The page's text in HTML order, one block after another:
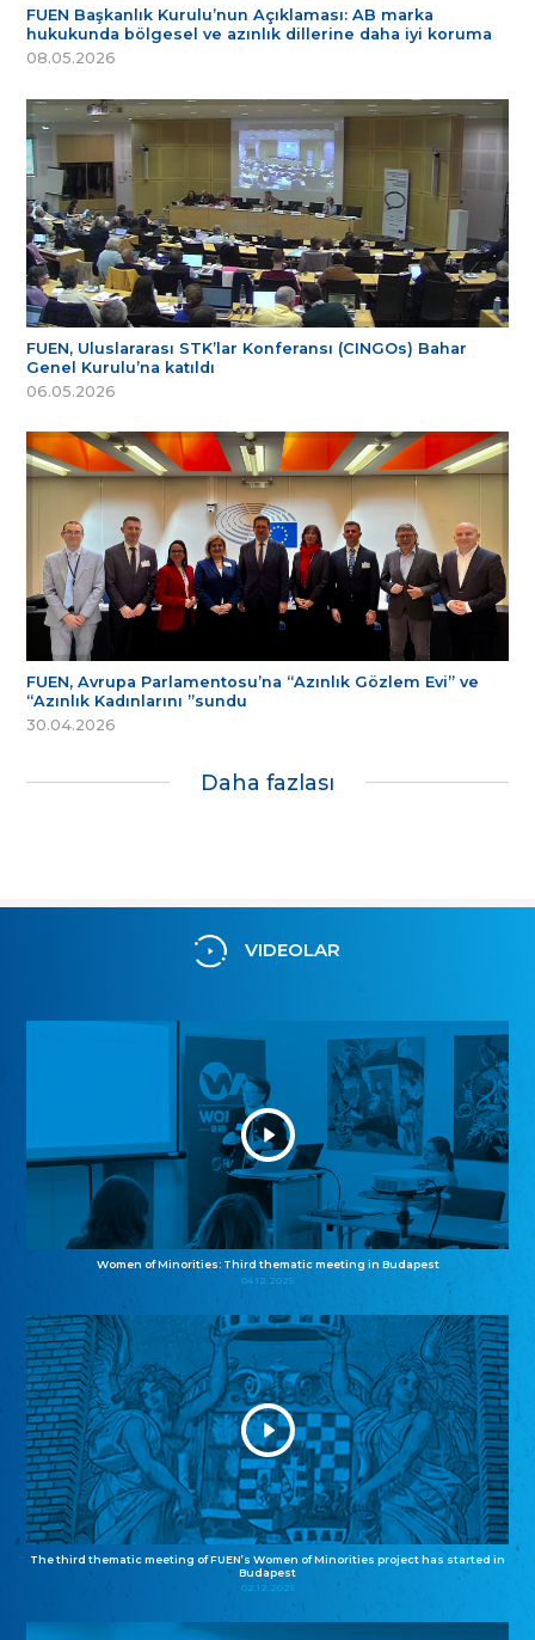
FUEN Başkanlık Kurulu’nun Açıklaması: AB marka
hukukunda bölgesel ve azınlık dillerine daha iyi koruma
08.05.2026
FUEN, Uluslararası STK’lar Konferansı (CINGOs) Bahar
Genel Kurulu’na katıldı
06.05.2026
FUEN, Avrupa Parlamentosu’na “Azınlık Gözlem Evi” ve
“Azınlık Kadınlarını ”sundu
30.04.2026
Daha fazlası
VIDEOLAR
Women of Minorities: Third thematic meeting in Budapest
04.12.2025
The third thematic meeting of FUEN’s Women of Minorities project has started in
Budapest
02.12.2025